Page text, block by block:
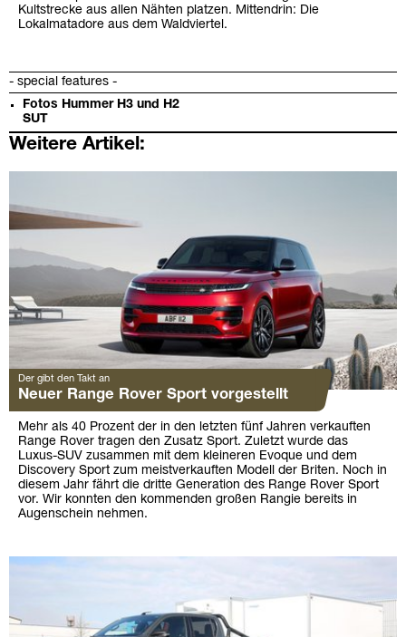
Kultstrecke aus allen Nähten platzen. Mittendrin: Die
Lokalmatadore aus dem Waldviertel.
- special features -
Fotos Hummer H3 und H2
SUT
Weitere Artikel:
Der gibt den Takt an
Neuer Range Rover Sport vorgestellt
Mehr als 40 Prozent der in den letzten fünf Jahren verkauften
Range Rover tragen den Zusatz Sport. Zuletzt wurde das
Luxus-SUV zusammen mit dem kleineren Evoque und dem
Discovery Sport zum meistverkauften Modell der Briten. Noch in
diesem Jahr fährt die dritte Generation des Range Rover Sport
vor. Wir konnten den kommenden großen Rangie bereits in
Augenschein nehmen.